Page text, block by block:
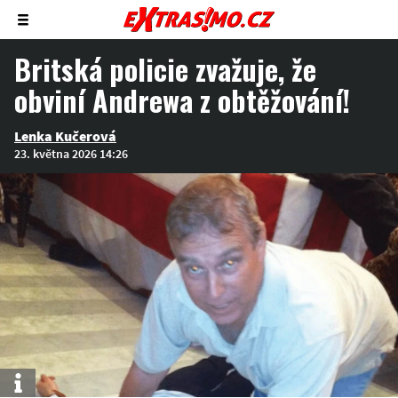
Zobrazit/skrýt
menu
Britská policie zvažuje, že
obviní Andrewa z obtěžování!
Lenka Kučerová
23. května 2026 14:26
Info